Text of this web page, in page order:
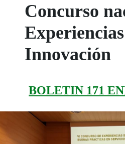
Concurso
Innovación
BOLETIN 171